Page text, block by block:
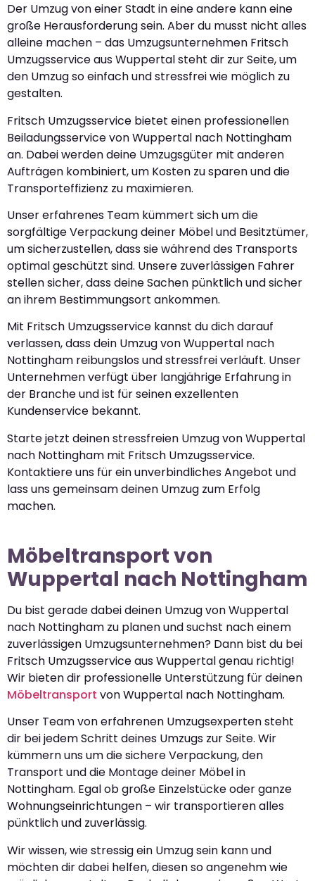
Der Umzug von einer Stadt in eine andere kann eine
große Herausforderung sein. Aber du musst nicht alles
alleine machen – das Umzugsunternehmen Fritsch
Umzugsservice aus Wuppertal steht dir zur Seite, um
den Umzug so einfach und stressfrei wie möglich zu
gestalten.
Fritsch Umzugsservice bietet einen professionellen
Beiladungsservice von Wuppertal nach Nottingham
an. Dabei werden deine Umzugsgüter mit anderen
Aufträgen kombiniert, um Kosten zu sparen und die
Transporteffizienz zu maximieren.
Unser erfahrenes Team kümmert sich um die
sorgfältige Verpackung deiner Möbel und Besitztümer,
um sicherzustellen, dass sie während des Transports
optimal geschützt sind. Unsere zuverlässigen Fahrer
stellen sicher, dass deine Sachen pünktlich und sicher
an ihrem Bestimmungsort ankommen.
Mit Fritsch Umzugsservice kannst du dich darauf
verlassen, dass dein Umzug von Wuppertal nach
Nottingham reibungslos und stressfrei verläuft. Unser
Unternehmen verfügt über langjährige Erfahrung in
der Branche und ist für seinen exzellenten
Kundenservice bekannt.
Starte jetzt deinen stressfreien Umzug von Wuppertal
nach Nottingham mit Fritsch Umzugsservice.
Kontaktiere uns für ein unverbindliches Angebot und
lass uns gemeinsam deinen Umzug zum Erfolg
machen.
Möbeltransport von
Wuppertal nach Nottingham
Du bist gerade dabei deinen Umzug von Wuppertal
nach Nottingham zu planen und suchst nach einem
zuverlässigen Umzugsunternehmen? Dann bist du bei
Fritsch Umzugsservice aus Wuppertal genau richtig!
Wir bieten dir professionelle Unterstützung für deinen
Möbeltransport von Wuppertal nach Nottingham.
Unser Team von erfahrenen Umzugsexperten steht
dir bei jedem Schritt deines Umzugs zur Seite. Wir
kümmern uns um die sichere Verpackung, den
Transport und die Montage deiner Möbel in
Nottingham. Egal ob große Einzelstücke oder ganze
Wohnungseinrichtungen – wir transportieren alles
pünktlich und zuverlässig.
Wir wissen, wie stressig ein Umzug sein kann und
möchten dir dabei helfen, diesen so angenehm wie